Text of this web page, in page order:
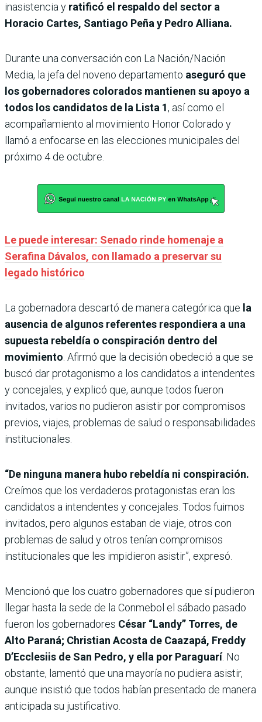
inasistencia y ratificó el respaldo del sector a
Horacio Cartes, Santiago Peña y Pedro Alliana.
Durante una conversación con La Nación/Nación
Media, la jefa del noveno departamento aseguró que
los gobernadores colorados mantienen su apoyo a
todos los candidatos de la Lista 1, así como el
acompañamiento al movimiento Honor Colorado y
llamó a enfocarse en las elecciones municipales del
próximo 4 de octubre.
Le puede interesar: Senado rinde homenaje a
Serafina Dávalos, con llamado a preservar su
legado histórico
La gobernadora descartó de manera categórica que la
ausencia de algunos referentes respondiera a una
supuesta rebeldía o conspiración dentro del
movimiento. Afirmó que la decisión obedeció a que se
buscó dar protagonismo a los candidatos a intendentes
y concejales, y explicó que, aunque todos fueron
invitados, varios no pudieron asistir por compromisos
previos, viajes, problemas de salud o responsabilidades
institucionales.
“De ninguna manera hubo rebeldía ni conspiración.
Creímos que los verdaderos protagonistas eran los
candidatos a intendentes y concejales. Todos fuimos
invitados, pero algunos estaban de viaje, otros con
problemas de salud y otros tenían compromisos
institucionales que les impidieron asistir”, expresó.
Mencionó que los cuatro gobernadores que sí pudieron
llegar hasta la sede de la Conmebol el sábado pasado
fueron los gobernadores César “Landy” Torres, de
Alto Paraná; Christian Acosta de Caazapá, Freddy
D’Ecclesiis de San Pedro, y ella por Paraguarí. No
obstante, lamentó que una mayoría no pudiera asistir,
aunque insistió que todos habían presentado de manera
anticipada su justificativo.